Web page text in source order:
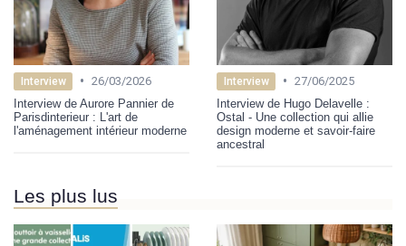
Interview • 26/03/2026
Interview de Aurore Pannier de
Parisdinterieur : L'art de
l'aménagement intérieur moderne
Interview • 27/06/2025
Interview de Hugo Delavelle :
Ostal - Une collection qui allie
design moderne et savoir-faire
ancestral
Les plus lus